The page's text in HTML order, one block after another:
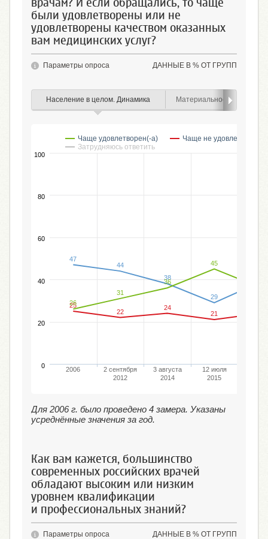
врачам? И если обращались, то чаще
были удовлетворены или не
удовлетворены качеством оказанных
вам медицинских услуг?
ДАННЫЕ В % ОТ ГРУПП
Параметры опроса
Население в целом. Динамика Материальное положение
47
44
38
29
25
22
24
21
26
31
36
45
Чаще удовлетворен(-а)
Чаще не удовлетворен(-
Затрудняюсь ответить
2006
2 сентября
2012
3 августа
2014
12 июля
2015
0
20
40
60
80
100
Для 2006 г. было проведено 4 замера. Указаны
усреднённые значения за год.
Как вам кажется, большинство
современных российских врачей
обладают высоким или низким
уровнем квалификации
и профессиональных знаний?
ДАННЫЕ В % ОТ ГРУПП
Параметры опроса